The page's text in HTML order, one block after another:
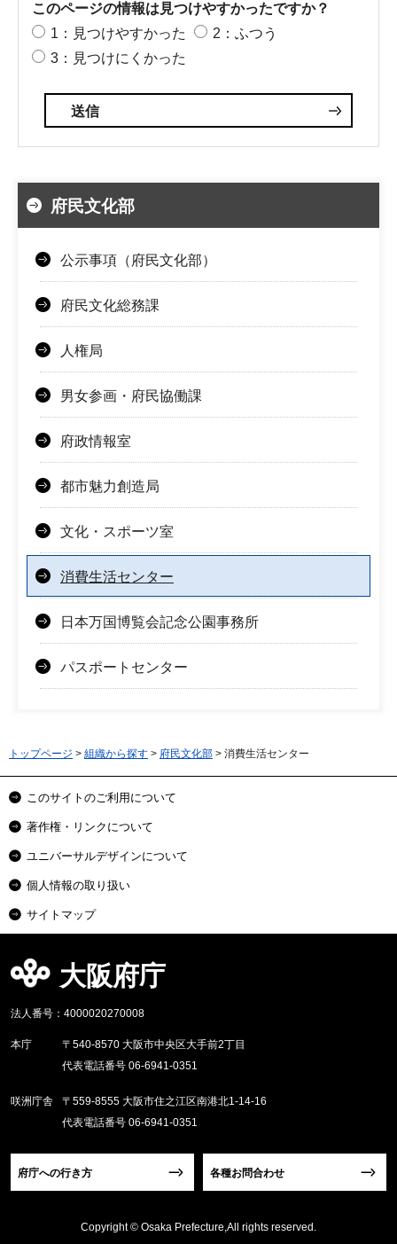
このページの情報は見つけやすかったですか？
1：見つけやすかった
2：ふつう
3：見つけにくかった
府民文化部
公示事項（府民文化部）
府民文化総務課
人権局
男女参画・府民協働課
府政情報室
都市魅力創造局
文化・スポーツ室
消費生活センター
日本万国博覧会記念公園事務所
パスポートセンター
トップページ > 組織から探す > 府民文化部 > 消費生活センター
このサイトのご利用について
著作権・リンクについて
ユニバーサルデザインについて
個人情報の取り扱い
サイトマップ
大阪府庁
法人番号：4000020270008
本庁
〒540-8570 大阪市中央区大手前2丁目
代表電話番号 06-6941-0351
咲洲庁舎
〒559-8555 大阪市住之江区南港北1-14-16
代表電話番号 06-6941-0351
府庁への行き方 各種お問合わせ
Copyright © Osaka Prefecture,All rights reserved.